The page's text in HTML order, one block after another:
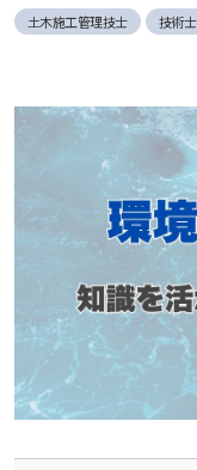
土木施工管理技士 技術士